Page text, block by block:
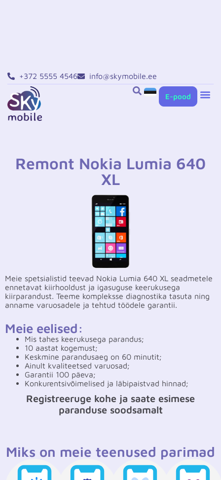
+372 5555 4546 info@skymobile.ee
E-pood
Remont Nokia Lumia 640
XL
Meie spetsialistid teevad Nokia Lumia 640 XL seadmetele
ennetavat kiirhooldust ja igasuguse keerukusega
kiirparandust. Teeme kompleksse diagnostika tasuta ning
anname varuosadele ja tehtud töödele garantii.
Meie eelised:
Mis tahes keerukusega parandus;
10 aastat kogemust;
Keskmine parandusaeg on 60 minutit;
Ainult kvaliteetsed varuosad;
Garantii 100 päeva;
Konkurentsivõimelised ja läbipaistvad hinnad;
Registreeruge kohe ja saate esimese
paranduse soodsamalt
Miks on meie teenused parimad